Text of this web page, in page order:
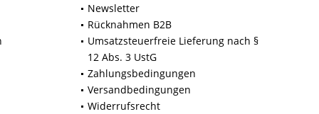
Newsletter
Rücknahmen B2B
Umsatzsteuerfreie Lieferung nach §
12 Abs. 3 UstG
Zahlungsbedingungen
Versandbedingungen
Widerrufsrecht